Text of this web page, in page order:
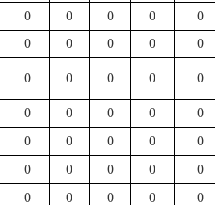
0 0 0 0 0
0 0 0 0 0
0 0 0 0 0
0 0 0 0 0
0 0 0 0 0
0 0 0 0 0
0 0 0 0 0